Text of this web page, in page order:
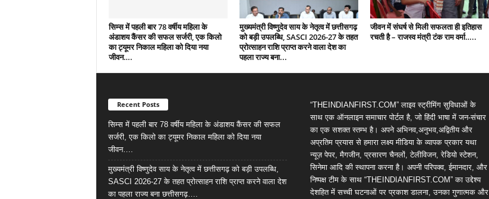
सिम्स में पहली बार 78 वर्षीय महिला के
अंडाशय कैंसर की सफल सर्जरी, एक किलो
का ट्यूमर निकाल महिला को दिया नया
जीवन….
मुख्यमंत्री विष्णुदेव साय के नेतृत्व में छत्तीसगढ़
को बड़ी उपलब्धि, SASCI 2026-27 के तहत
प्रोत्साहन राशि प्राप्त करने वाला देश का
पहला राज्य बना...
जीवन में संघर्ष से मिली सफलता ही इतिहास
रचती है – राजस्व मंत्री टंक राम वर्मा…..
Recent Posts
सिम्स में पहली बार 78 वर्षीय महिला के अंडाशय कैंसर की सफल
सर्जरी, एक किलो का ट्यूमर निकाल महिला को दिया नया
जीवन….
मुख्यमंत्री विष्णुदेव साय के नेतृत्व में छत्तीसगढ़ को बड़ी उपलब्धि,
SASCI 2026-27 के तहत प्रोत्साहन राशि प्राप्त करने वाला देश
का पहला राज्य बना छत्तीसगढ़….
“THEINDIANFIRST.COM” लाइव स्ट्रीमिंग सुविधाओं के
साथ एक ऑनलाइन समाचार पोर्टल है, जो हिंदी भाषा में जन-संचार
का एक सशक्त स्तम्भ है। अपने अभिनव,अनुभव,अद्वितीय और
अप्रतिम प्रयास से हमारा लक्ष्य मीडिया के व्यापक प्रकार यथा
न्यूज़ पेपर, मैगजीन, प्रसारण चैनलों, टेलीविजन, रेडियो स्टेशन,
सिनेमा आदि की स्थापना करना है। अपनी परिपक्व, ईमानदार, और
निष्पक्ष टीम के साथ “THEINDIANFIRST.COM” का उद्देश्य
देशहित में सच्ची घटनाओं पर प्रकाश डालना, उनका गुणात्मक और